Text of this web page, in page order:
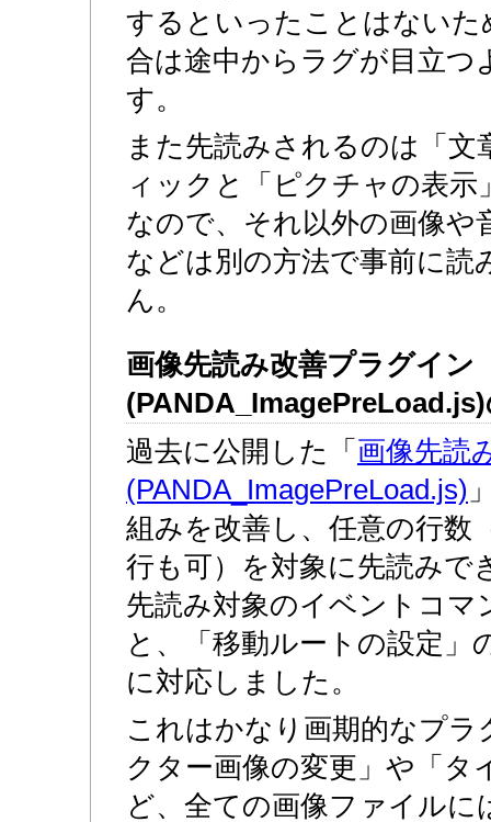
するといったことはない
合は途中からラグが目立つ
す。
また先読みされるのは「文
ィックと「ピクチャの表
なので、それ以外の画像や
などは別の方法で事前に読
ん。
画像先読み改善プラグイン
過去に公開した「 画像先読
(PANDA_ImagePreLoad.js)
組みを改善し、任意の行数
行も可）を対象に先読みで
先読み対象のイベントコマ
と、「移動ルートの設定」
に対応しました。
これはかなり画期的なプ
クター画像の変更」や「タ
ど、全ての画像ファイル